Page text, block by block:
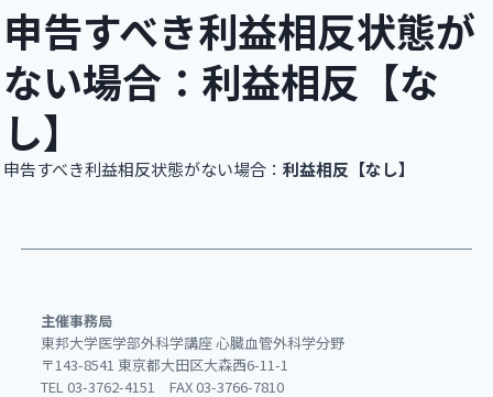
申告すべき利益相反状態が
ない場合：利益相反【な
し】
申告すべき利益相反状態がない場合： 利益相反【なし】
主催事務局
東邦大学医学部外科学講座 心臓血管外科学分野
〒143-8541 東京都大田区大森西6-11-1
TEL 03-3762-4151 FAX 03-3766-7810